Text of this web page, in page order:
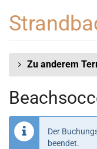
Haupt-
Zu anderem
Der
beendet.